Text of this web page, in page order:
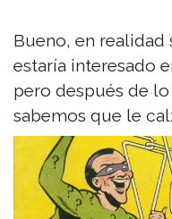
Bueno, en
estaría interesado
pero después de
sabemos que le